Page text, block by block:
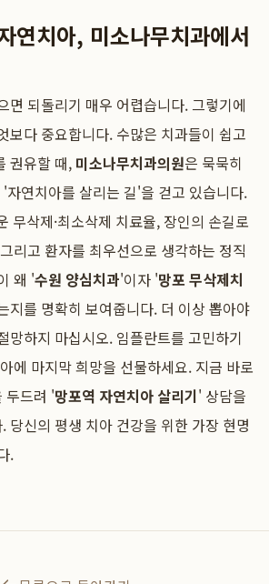
연치아, 미소나무치과에서
면 되돌리기 매우 어렵습니다. 그렇기에
보다 중요합니다. 수많은 치과들이 쉽고
권유할 때, 미소나무치과의원은 묵묵히
자연치아를 살리는 길'을 걷고 있습니다.
무삭제·최소삭제 치료율, 장인의 손길로
리고 환자를 최우선으로 생각하는 정직
왜 '수원 양심치과'이자 '망포 무삭제치
지를 명확히 보여줍니다. 더 이상 뽑아야
망하지 마십시오. 임플란트를 고민하기
에 마지막 희망을 선물하세요. 지금 바로
두드려 '망포역 자연치아 살리기' 상담을
당신의 평생 치아 건강을 위한 가장 현명
.